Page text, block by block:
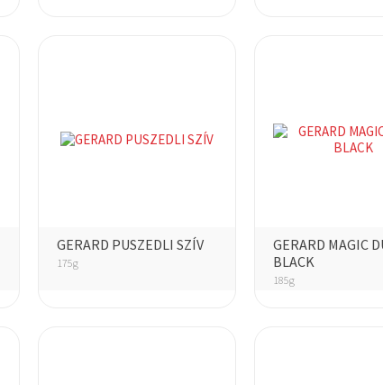
GERARD PUSZEDLI SZÍV
175g
GERARD MAGIC
BLACK
185g